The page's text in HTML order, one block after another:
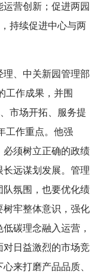
营创新；促进两园
持续促进中心与两
、中关新园管理部
工作成果，并围
市场开拓、服务提
工作重点。他强
必须树立正确的政绩
远谋划发展。管理
队氛围，也要优化绩
树牢整体意识，强化
碳理念融入运营，
对日益激烈的市场竞
来打磨产品品质、